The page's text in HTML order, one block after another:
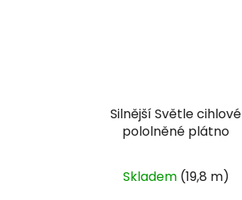
Silnější Světle cihlové
pololněné plátno
Skladem (19,8 m)